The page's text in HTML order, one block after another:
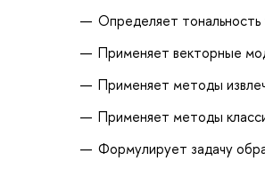
Определяет
Применяет векторные
Применяет методы
Применяет методы
Формулирует задачу